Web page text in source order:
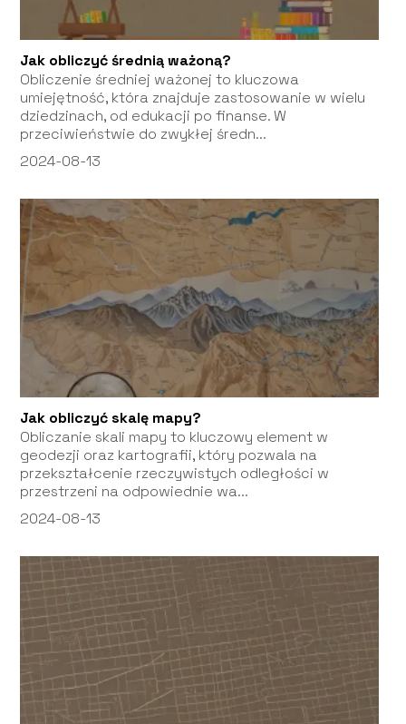
Jak obliczyć średnią ważoną?
Obliczenie średniej ważonej to kluczowa
umiejętność, która znajduje zastosowanie w wielu
dziedzinach, od edukacji po finanse. W
przeciwieństwie do zwykłej średn...
2024-08-13
Jak obliczyć skalę mapy?
Obliczanie skali mapy to kluczowy element w
geodezji oraz kartografii, który pozwala na
przekształcenie rzeczywistych odległości w
przestrzeni na odpowiednie wa...
2024-08-13